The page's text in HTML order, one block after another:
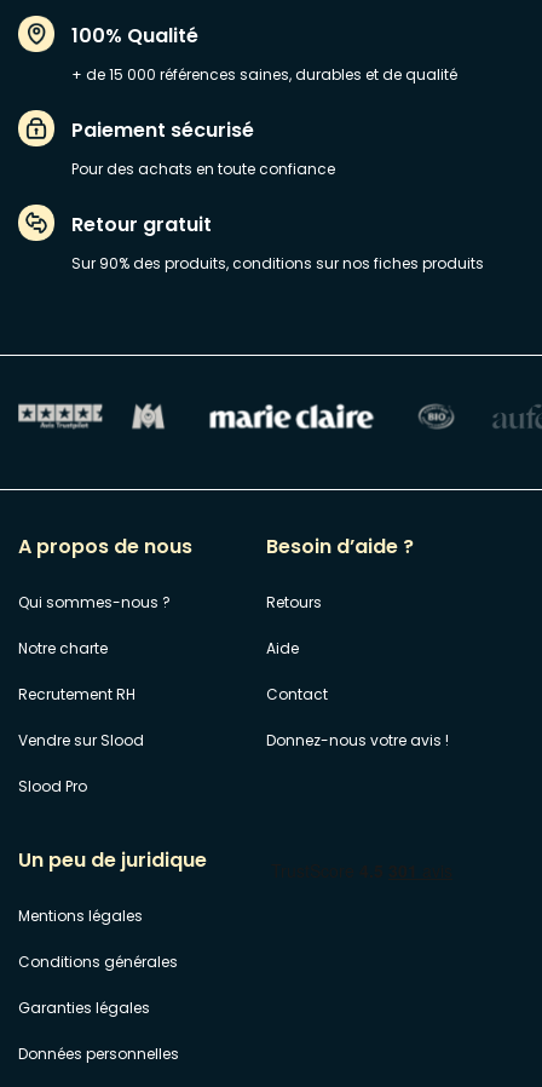
100% Qualité
+ de 15 000 références saines, durables et de qualité
Paiement sécurisé
Pour des achats en toute confiance
Retour gratuit
Sur 90% des produits, conditions sur nos fiches produits
A propos de nous
Qui sommes-nous ?
Notre charte
Recrutement RH
Vendre sur Slood
Slood Pro
Besoin d’aide ?
Retours
Aide
Contact
Donnez-nous votre avis !
Un peu de juridique
Mentions légales
Conditions générales
Garanties légales
Données personnelles